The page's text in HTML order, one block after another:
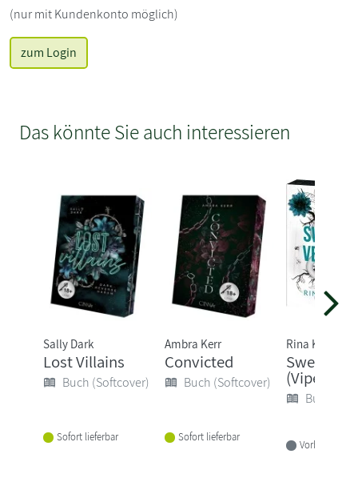
(nur mit Kundenkonto möglich)
zum Login
Das könnte Sie auch interessieren
Sally Dark
Lost Villains
Buch (Softcover)
Sofort lieferbar
Ambra Kerr
Convicted
Buch (Softcover)
Sofort lieferbar
Rina Kent
Sweet
(Vipers,
Buch
Vorbestellbar